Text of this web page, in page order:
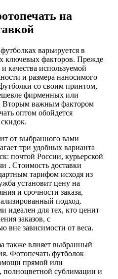
на
варьируется в
ключевых факторов. Прежде
качества используемой
и размера наносимого
со своим принтом,
фирменных или
Вторым важным фактором
оптом обойдется
от выбранного вами
три удобных варианта
почтой России, курьерской
. Стоимость доставки
тарифом исходя из
установит цену на
и срочности заказа,
подход.
идеален для тех, кто ценит
заказов, с
вне зависимости от веса.
также влияет выбранный
Фотопечать футболок
прямой или
полноцветной сублимации и